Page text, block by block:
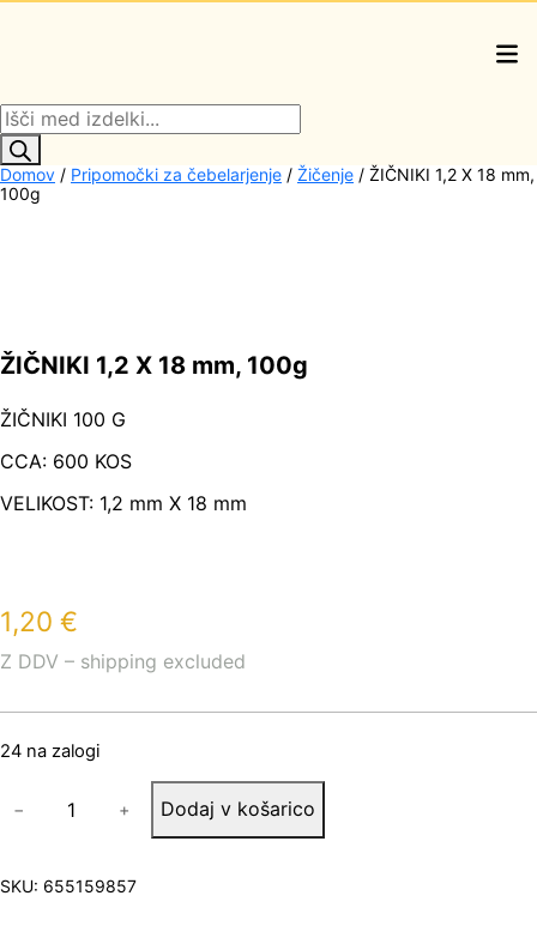
Products
search
Domov / Pripomočki za čebelarjenje / Žičenje / ŽIČNIKI 1,2 X 18 mm,
100g
ŽIČNIKI 1,2 X 18 mm, 100g
ŽIČNIKI 100 G
CCA: 600 KOS
VELIKOST: 1,2 mm X 18 mm
1,20 €
Z DDV – shipping excluded
24 na zalogi
I
− + Dodaj v košarico
SKU: 655159857